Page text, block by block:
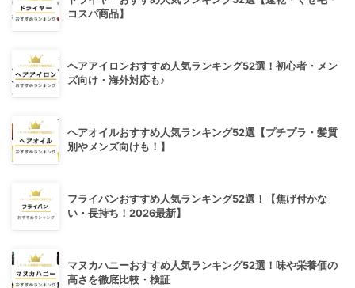
コスパ商品】
ヘアアイロンおすすめ人気ランキング52選！初心者・メン
ズ向け・海外対応も♪
ヘアオイルおすすめ人気ランキング52選【プチプラ・髪質
別やメンズ向けも！】
フライパンおすすめ人気ランキング52選！【焦げ付かな
い・長持ち！2026最新】
マヌカハニーおすすめ人気ランキング52選！味や栄養価の
高さを徹底比較・検証